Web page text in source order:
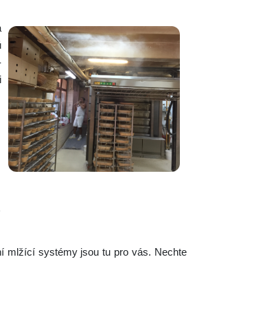
mlžící systémy jsou tu pro vás. Nechte